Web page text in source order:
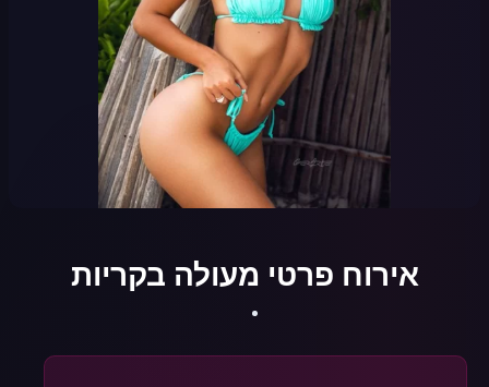
אירוח פרטי מעולה בקריות